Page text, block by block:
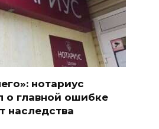
нотариус
о главной ошибке
наследства